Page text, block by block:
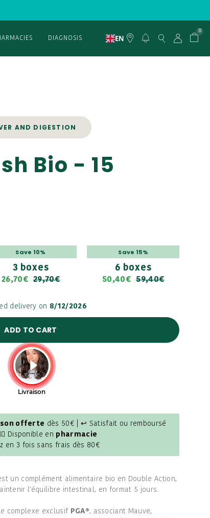
DIAGNOSIS EN
0
AND DIGESTION
Bio - 15
3 boxes
Save 10%
26,70€ 29,70€
6 boxes
Save 15%
50,40€ 59,40€
delivery on 8/12/2026
ADD TO CART
offerte dès 50€ | ↩ Satisfait ou remboursé
Disponible en pharmacie
en 3 fois sans frais dès 80€
un complément alimentaire bio en Double Action,
l'équilibre intestinal, en format 5 jours.
complexe exclusif PGA®, associant Mauve,